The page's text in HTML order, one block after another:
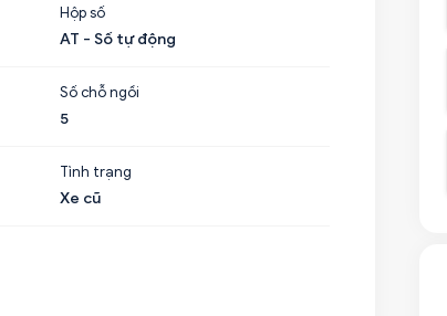
Hộp số
AT - Số tự động
Số chỗ ngồi
5
Tình trạng
Xe cũ